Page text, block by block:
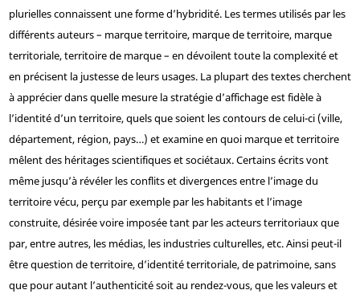
plurielles connaissent une forme d’hybridité. Les termes utilisés par les
différents auteurs – marque territoire, marque de territoire, marque
territoriale, territoire de marque – en dévoilent toute la complexité et
en précisent la justesse de leurs usages. La plupart des textes cherchent
à apprécier dans quelle mesure la stratégie d’affichage est fidèle à
l’identité d’un territoire, quels que soient les contours de celui-ci (ville,
département, région, pays…) et examine en quoi marque et territoire
mêlent des héritages scientifiques et sociétaux. Certains écrits vont
même jusqu’à révéler les conflits et divergences entre l’image du
territoire vécu, perçu par exemple par les habitants et l’image
construite, désirée voire imposée tant par les acteurs territoriaux que
par, entre autres, les médias, les industries culturelles, etc. Ainsi peut-il
être question de territoire, d’identité territoriale, de patrimoine, sans
que pour autant l’authenticité soit au rendez-vous, que les valeurs et